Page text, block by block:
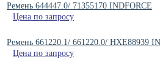
Ремень 644447.0/ 71355170 INDFORCE
Цена по запросу
Ремень 661220.1/ 661220.0/ HXE88939
Цена по запросу